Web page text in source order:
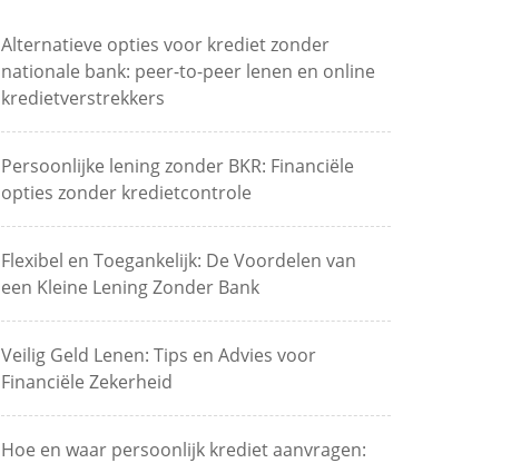
Alternatieve opties voor krediet zonder
nationale bank: peer-to-peer lenen en online
kredietverstrekkers
Persoonlijke lening zonder BKR: Financiële
opties zonder kredietcontrole
Flexibel en Toegankelijk: De Voordelen van
een Kleine Lening Zonder Bank
Veilig Geld Lenen: Tips en Advies voor
Financiële Zekerheid
Hoe en waar persoonlijk krediet aanvragen: